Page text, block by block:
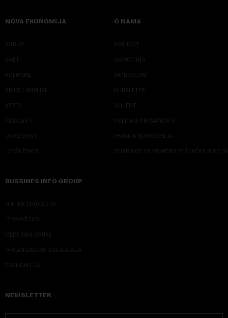
NOVA EKONOMIJA
SRBIJA
SVET
KOLUMNE
PRIČE I ANALIZE
VIDEO
PODCAST
ODRŽIVOST
LEPŠI ŽIVOT
O NAMA
KONTAKT
MARKETING
IMPRESSUM
NJUZLETER
KLIJENTI
POLITIKA PRIVATNOSTI
PRAVILA KORIŠĆENJA
SMERNICE ZA PRIMENU VEŠTAČKE
BUSSINES INFO GROUP
ONLINE EDUKACIJE
IZDAVAŠTVO
MEDIJSKE OBUKE
ORGANIZACIJA DOGADJAJA
EKONOM I JA
NEWSLETTER